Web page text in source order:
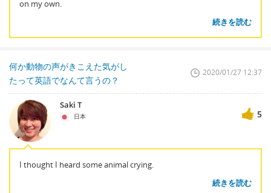
on my own.
続きを読む
何か動物の声がきこえた気がし
たって英語でなんて言うの？
2020/01/27 12:37
Saki T
日本 5
I thought I heard some animal crying.
続きを読む